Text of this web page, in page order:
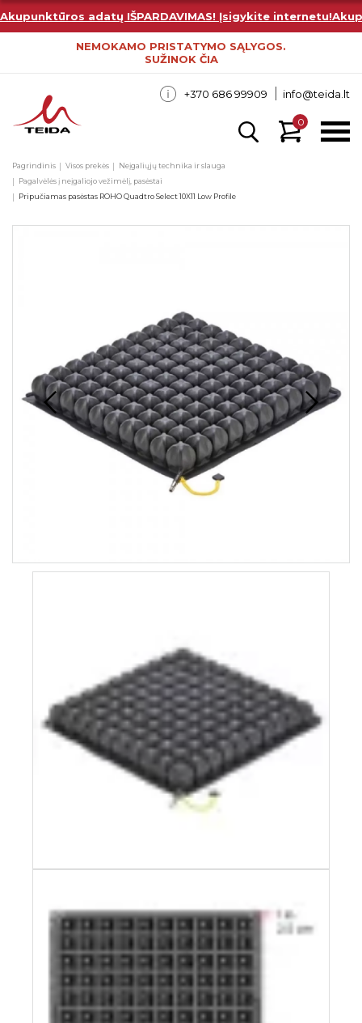
Akupunktūros adatų IŠPARDAVIMAS! Įsigykite internetu!
NEMOKAMO PRISTATYMO SĄLYGOS.
SUŽINOK ČIA
0
+370 686 99909 info@teida.lt
Pagrindinis Visos prekės
Neįgaliųjų technika ir slauga
Pagalvėlės į neįgaliojo vežimėlį, pasėstai
Pripučiamas pasėstas ROHO Quadtro Select 10X11 Low Profile